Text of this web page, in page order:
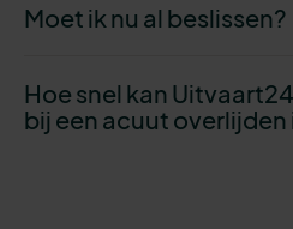
Moet ik nu al beslissen?
Hoe snel kan
bij een acuut overlijden